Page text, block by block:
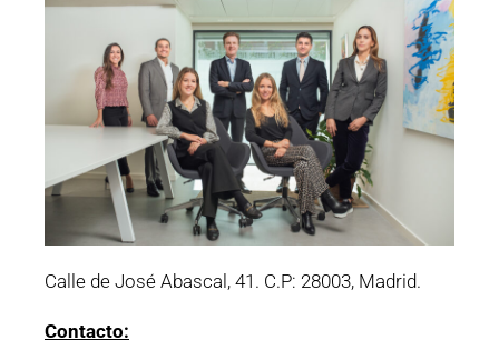
Calle de José Abascal, 41. C.P: 28003, Madrid.
Contacto: